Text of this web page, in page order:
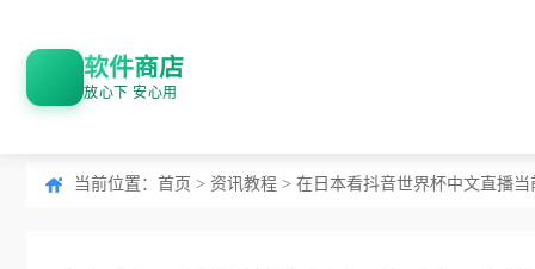
软件商店
放心下 安心用
当前位置： 首页 > 资讯教程 > 在日本看抖音世界杯中文直播